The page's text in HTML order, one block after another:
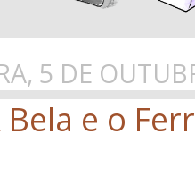
5 DE
Bela e o